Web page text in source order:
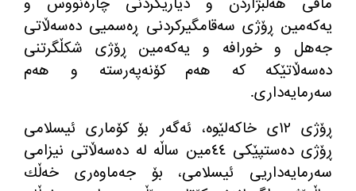
یه‌كه‌مین ڕۆژی سه‌قامگیركردنی ڕه‌سمیی ده‌سه‌ڵاتی
جه‌هل و خورافه‌ و یه‌كه‌مین ڕۆژی شكڵگرتنی
ده‌سه‌ڵاتێكه‌ كه‌ هه‌م كۆنه‌په‌رسته‌ و هه‌م
سه‌رمایه‌داری.
ڕۆژی ١٢ی خاكه‌لێوه‌، ئه‌گه‌ر بۆ كۆماری ئیسلامی
ڕۆژی ده‌ستپێكی ٤٤مین ساڵه‌ له‌ ده‌سه‌ڵاتی نیزامی
سه‌رمایه‌داریی ئیسلامی، بۆ جه‌ماوه‌ری خه‌ڵك